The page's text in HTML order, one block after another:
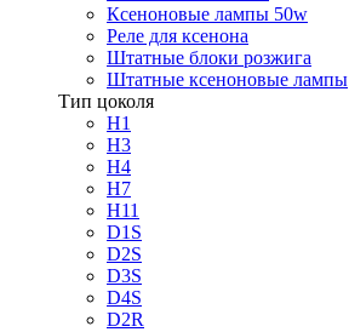
Ксеноновые лампы 50w
Реле для ксенона
Штатные блоки розжига
Штатные ксеноновые лампы
Тип цоколя
H1
H3
H4
H7
H11
D1S
D2S
D3S
D4S
D2R